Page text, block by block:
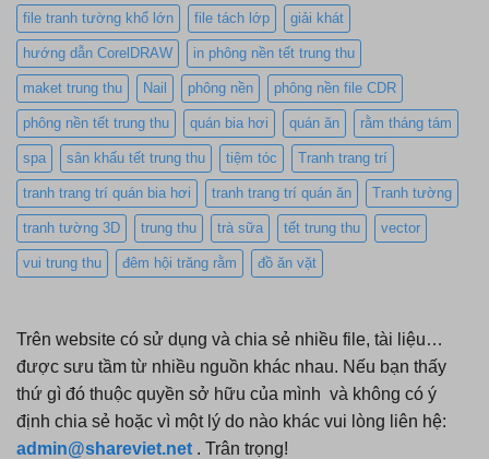
file tranh tường khổ lớn file tách lớp giải khát
hướng dẫn CorelDRAW in phông nền tết trung thu
maket trung thu Nail phông nền phông nền file CDR
phông nền tết trung thu quán bia hơi quán ăn rằm tháng tám
spa sân khấu tết trung thu tiệm tóc Tranh trang trí
tranh trang trí quán bia hơi tranh trang trí quán ăn Tranh tường
tranh tường 3D trung thu trà sữa tết trung thu vector
vui trung thu đêm hội trăng rằm đồ ăn vặt
Trên website có sử dụng và chia sẻ nhiều file, tài liệu…
được sưu tầm từ nhiều nguồn khác nhau. Nếu bạn thấy
thứ gì đó thuộc quyền sở hữu của mình và không có ý
định chia sẻ hoặc vì một lý do nào khác vui lòng liên hệ:
admin@shareviet.net . Trân trọng!